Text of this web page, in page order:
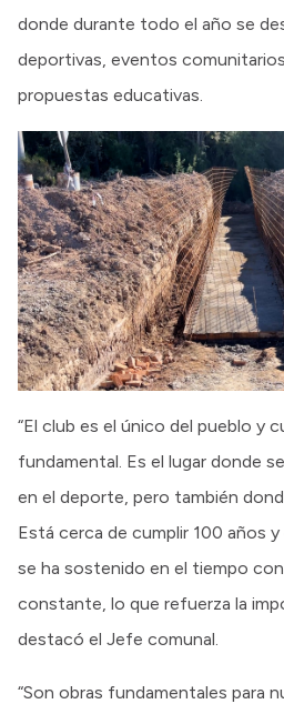
donde durante todo el año se
deportivas, eventos
propuestas educativas.
“El club es el único del pueblo y
fundamental. Es el lugar donde
en el deporte, pero también
Está cerca de cumplir 100 años
se ha sostenido en el tiempo
constante, lo que refuerza la
destacó el Jefe comunal.
“Son obras fundamentales para